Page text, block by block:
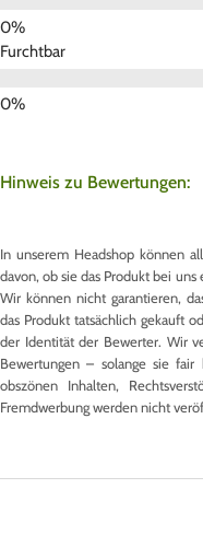
Furchtbar
Hinweis zu Bewertungen:
In unserem Headshop können
davon, ob sie das Produkt bei
Wir können nicht garantieren,
das Produkt tatsächlich gekauft
der Identität der Bewerter. Wir
Bewertungen – solange sie
obszönen Inhalten,
Fremdwerbung werden nicht